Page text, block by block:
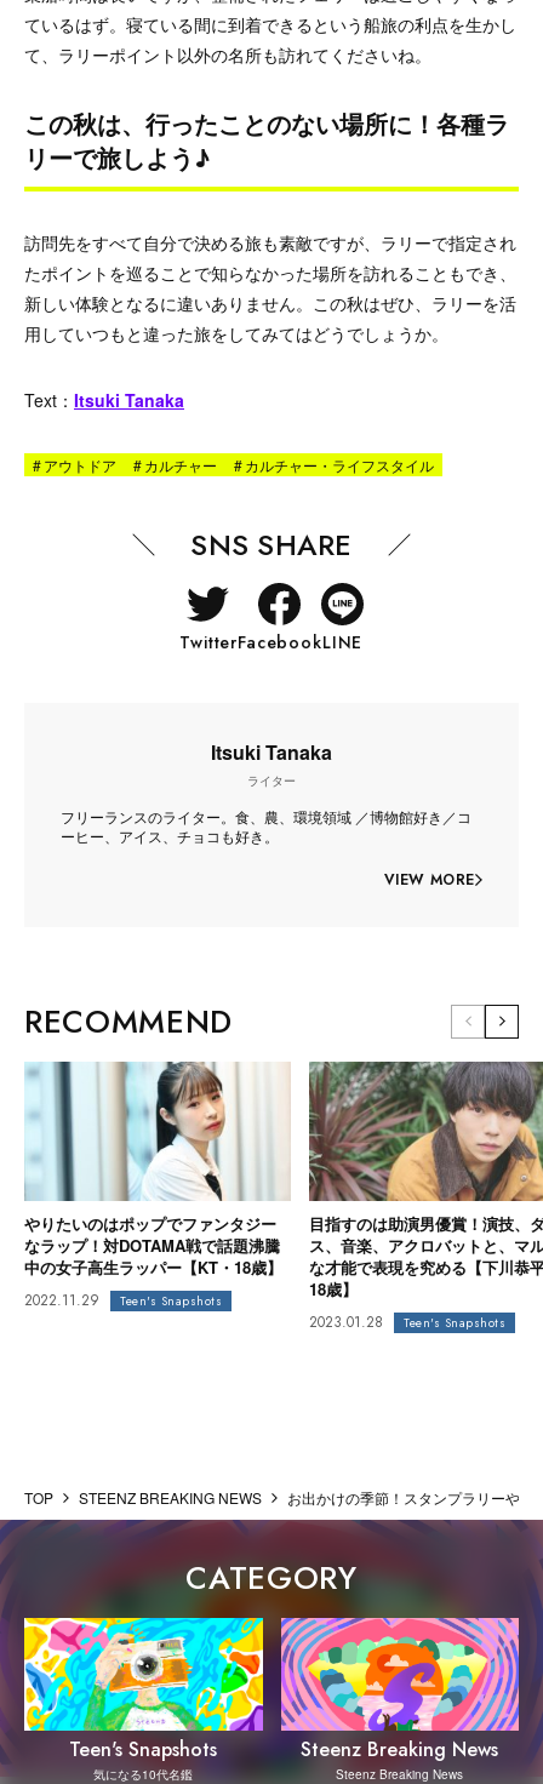
ているはず。寝ている間に到着できるという船旅の利点を生かし
て、ラリーポイント以外の名所も訪れてくださいね。
この秋は、行ったことのない場所に！各種ラ
リーで旅しよう♪
訪問先をすべて自分で決める旅も素敵ですが、ラリーで指定され
たポイントを巡ることで知らなかった場所を訪れることもでき、
新しい体験となるに違いありません。この秋はぜひ、ラリーを活
用していつもと違った旅をしてみてはどうでしょうか。
Text ： Itsuki Tanaka
#アウトドア #カルチャー #カルチャー・ライフスタイル
SNS SHARE
TwitterFacebookLINE
Itsuki Tanaka
ライター
フリーランスのライター。食、農、環境領域 ／博物館好き／コ
ーヒー、アイス、チョコも好き。
VIEW MORE
RECOMMEND
やりたいのはポップでファンタジー
なラップ！対DOTAMA戦で話題沸騰
中の女子高生ラッパー【KT・18歳】
2022.11.29 Teen's Snapshots
目指すのは助演男優賞！演技、
ス、音楽、アクロバットと、マ
な才能で表現を究める【下川恭
18歳】
2023.01.28 Teen's Snapshots
TOP STEENZ BREAKING NEWS お出かけの季節！スタンプラリーや
CATEGORY
Teen's Snapshots
気になる10代名鑑
Steenz Breaking News
Steenz Breaking News